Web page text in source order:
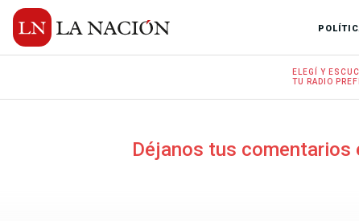
ELEGÍ Y
TU RADIO
Déjanos tus comentarios